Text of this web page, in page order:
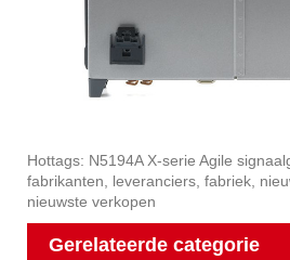
Hottags: N5194A X-serie Agile
fabrikanten, leveranciers, fabriek,
nieuwste verkopen
Gerelateerde categorie